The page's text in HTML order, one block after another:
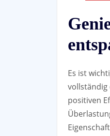
Es ist
vollständig
positiven